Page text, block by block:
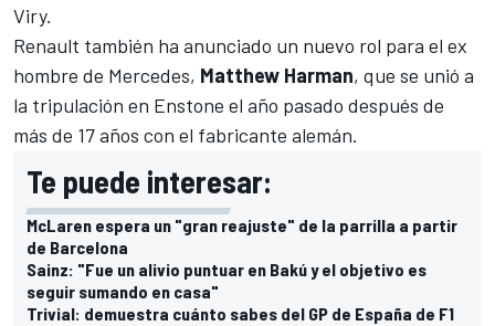
Viry.
Renault también ha anunciado un nuevo rol para el ex
hombre de Mercedes, Matthew Harman, que se unió a
la tripulación en Enstone el año pasado después de
más de 17 años con el fabricante alemán.
Te puede interesar:
McLaren espera un "gran reajuste" de la parrilla a partir
de Barcelona
Sainz: "Fue un alivio puntuar en Bakú y el objetivo es
seguir sumando en casa"
Trivial: demuestra cuánto sabes del GP de España de F1